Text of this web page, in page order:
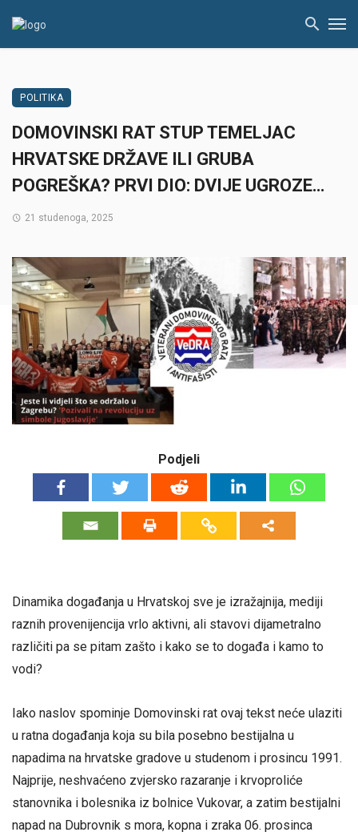
POLITIKA
DOMOVINSKI RAT STUP TEMELJAC
HRVATSKE DRŽAVE ILI GRUBA
POGREŠKA? PRVI DIO: DVIJE UGROZE…
21 studenoga, 2025
Podjeli
Dinamika događanja u Hrvatskoj sve je izražajnija, mediji
raznih provenijencija vrlo aktivni, ali stavovi dijametralno
različiti pa se pitam zašto i kako se to događa i kamo to
vodi?
Iako naslov spominje Domovinski rat ovaj tekst neće ulaziti
u ratna događanja koja su bila posebno bestijalna u
napadima na hrvatske gradove u studenom i prosincu 1991.
Najprije, neshvaćeno zvjersko razaranje i krvoproliće
stanovnika i bolesnika iz bolnice Vukovar, a zatim bestijalni
napad na Dubrovnik s mora, kopna i zraka 06. prosinca